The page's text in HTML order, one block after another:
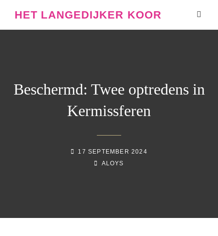
HET LANGEDIJKER KOOR
Beschermd: Twee optredens in
Kermissferen
GEPLAATST
17 SEPTEMBER 2024
NAAMREGEL
BYLINE
ALOYS